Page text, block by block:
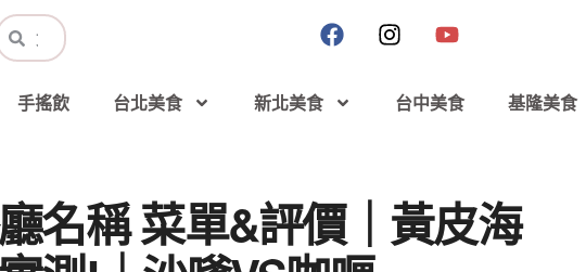
手搖飲 台北美食 新北美食 台中美食 基隆美食
名稱 菜單&評價｜黃皮海